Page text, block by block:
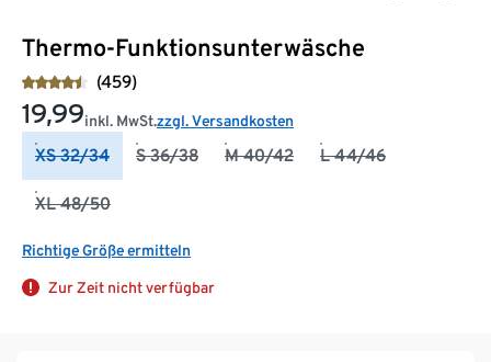
Thermo-Funktionsunterwäsche
(459)
19,99inkl. MwSt.zzgl. Versandkosten
XS 32/34 S 36/38 M 40/42 L 44/46
XL 48/50
Richtige Größe ermitteln
Zur Zeit nicht verfügbar